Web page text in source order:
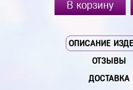
В корзину
ОПИСАНИЕ
ОТЗЫВЫ
ДОСТАВКА